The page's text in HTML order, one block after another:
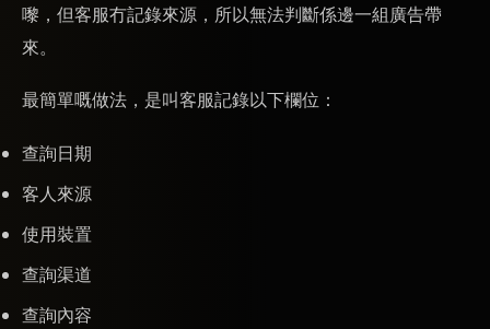
嚟，但客服冇記錄來源，所以無法判斷係邊一組廣告帶
來。
最簡單嘅做法，是叫客服記錄以下欄位：
查詢日期
客人來源
使用裝置
查詢渠道
查詢內容